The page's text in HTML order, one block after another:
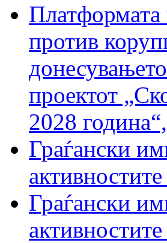
Платформата
против
проектот
2028
Граѓански
Граѓански